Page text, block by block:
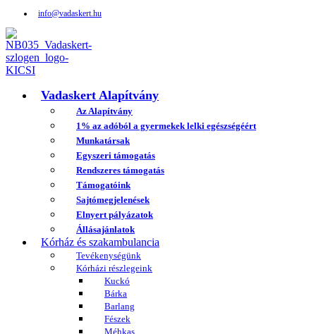
info@vadaskert.hu
Vadaskert Alapítvány
Az Alapítvány
1% az adóból a gyermekek lelki egészségéért
Munkatársak
Egyszeri támogatás
Rendszeres támogatás
Támogatóink
Sajtómegjelenések
Elnyert pályázatok
Állásajánlatok
Kórház és szakambulancia
Tevékenységünk
Kórházi részlegeink
Kuckó
Bárka
Barlang
Fészek
Méhkas